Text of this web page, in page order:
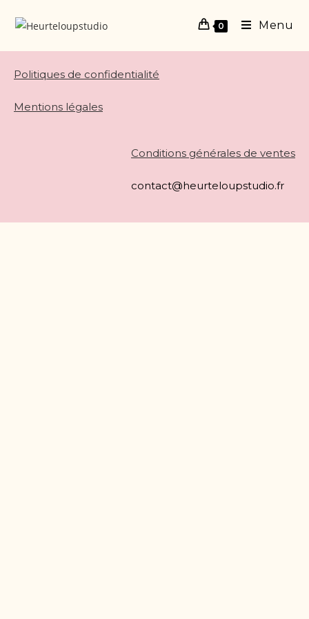
0 Menu
Politiques de confidentialité
Mentions légales
Conditions générales de ventes
contact@heurteloupstudio.fr